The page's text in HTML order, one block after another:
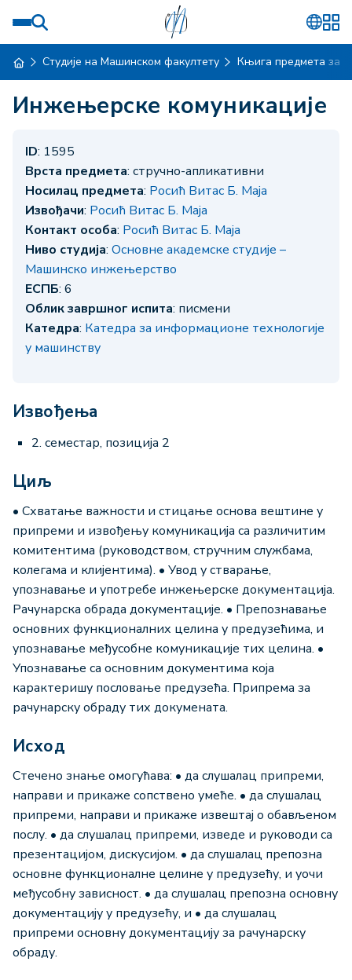
Студије на Машинском факултету Књига предмета за
Инжењерске комуникације
ID: 1595
Врста предмета: стручно-апликативни
Носилац предмета: Росић Витас Б. Маја
Извођачи: Росић Витас Б. Маја
Контакт особа: Росић Витас Б. Маја
Ниво студија: Основне академске студије –
Машинско инжењерство
ЕСПБ: 6
Облик завршног испита: писмени
Катедра: Катедра за информационе технологије
у машинству
Извођења
2. семестар, позиција 2
Циљ
• Схватање важности и стицање основа вештине у
припреми и извођењу комуникација са различитим
комитентима (руководством, стручним службама,
колегама и клијентима). • Увод у стварање,
упознавање и употребe инжењерске документација.
Рачунарска обрада документације. • Препознавање
основних функционалних целина у предузећима, и
упознавање међусобне комуникације тих целина. •
Упознавање са основним документима која
карактеришу пословање предузећа. Припрема за
рачунарску обраду тих докумената.
Исход
Стечено знање омогућава: • да слушалац припреми,
направи и прикаже сопствено умеће. • да слушалац
припреми, направи и прикаже извештај о обављеном
послу. • да слушалац припреми, изведе и руководи са
презентацијом, дискусијом. • да слушалац препозна
основне функционалне целине у предузећу, и уочи
међусобну зависност. • да слушалац препозна основну
документацију у предузећу, и • да слушалац
припреми основну документацију за рачунарску
обраду.